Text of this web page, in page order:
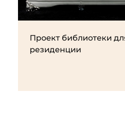
Проект библиотеки
резиденции